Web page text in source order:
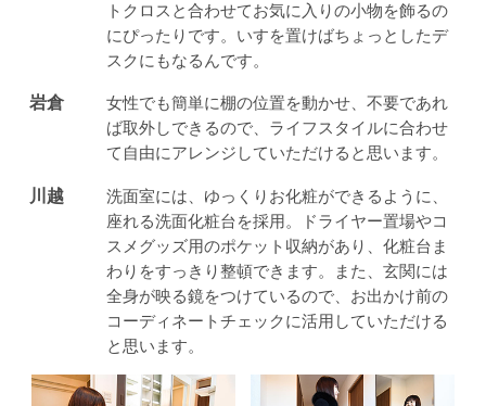
トクロスと合わせてお気に入りの小物を飾るの
にぴったりです。いすを置けばちょっとしたデ
スクにもなるんです。
岩倉
女性でも簡単に棚の位置を動かせ、不要であれ
ば取外しできるので、ライフスタイルに合わせ
て自由にアレンジしていただけると思います。
川越
洗面室には、ゆっくりお化粧ができるように、
座れる洗面化粧台を採用。ドライヤー置場やコ
スメグッズ用のポケット収納があり、化粧台ま
わりをすっきり整頓できます。また、玄関には
全身が映る鏡をつけているので、お出かけ前の
コーディネートチェックに活用していただける
と思います。